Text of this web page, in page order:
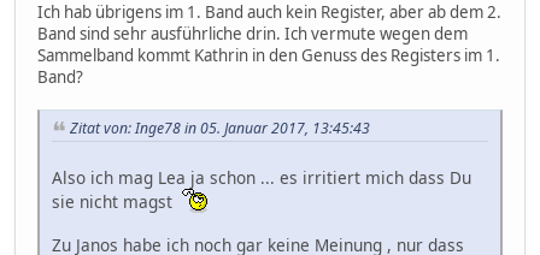
Ich hab übrigens im 1. Band auch kein Register, aber ab dem 2.
Band sind sehr ausführliche drin. Ich vermute wegen dem
Sammelband kommt Kathrin in den Genuss des Registers im 1.
Band?
Zitat von: Inge78 in 05. Januar 2017, 13:45:43
Also ich mag Lea ja schon ... es irritiert mich dass Du
sie nicht magst
Zu Janos habe ich noch gar keine Meinung , nur dass